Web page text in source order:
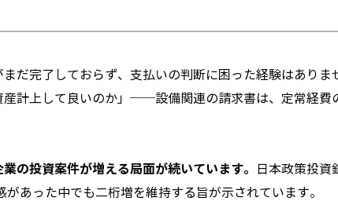
だ完了しておらず、支払いの判断に困った経験はありま
計上して良いのか」──設備関連の請求書は、定常経費
の投資案件が増える局面が続いています。
日本政策投資
あった中でも二桁増を維持する旨が示されています。